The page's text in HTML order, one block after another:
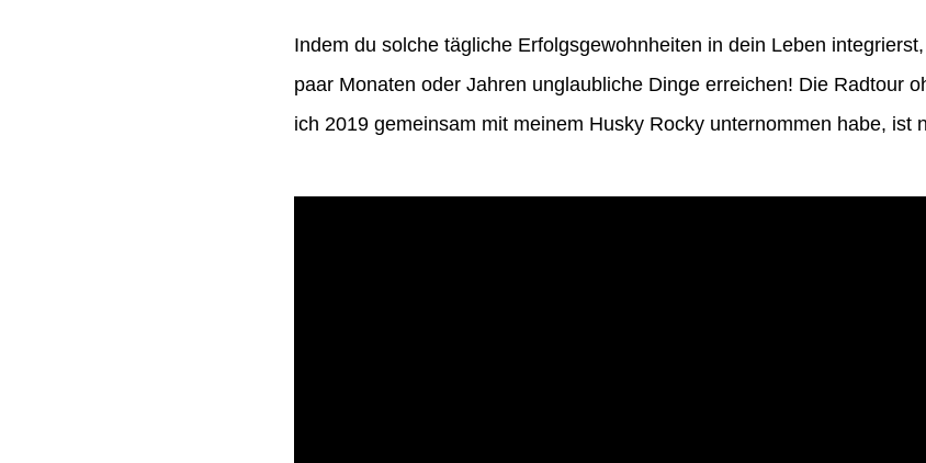
Indem du solche tägliche Erfolgsgewohnheiten in dein Leben
paar Monaten oder Jahren unglaubliche Dinge erreichen! Die Radtour
ich 2019 gemeinsam mit meinem Husky Rocky unternommen habe, ist